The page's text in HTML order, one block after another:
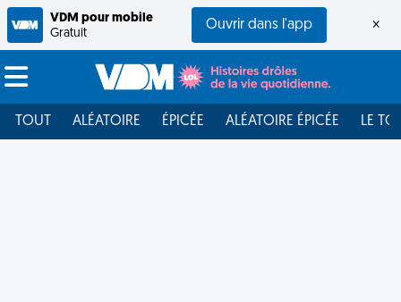
VDM pour mobile
Gratuit
Ouvrir dans l'app ×
TOUT ALÉATOIRE ÉPICÉE ALÉATOIRE ÉPICÉE LE